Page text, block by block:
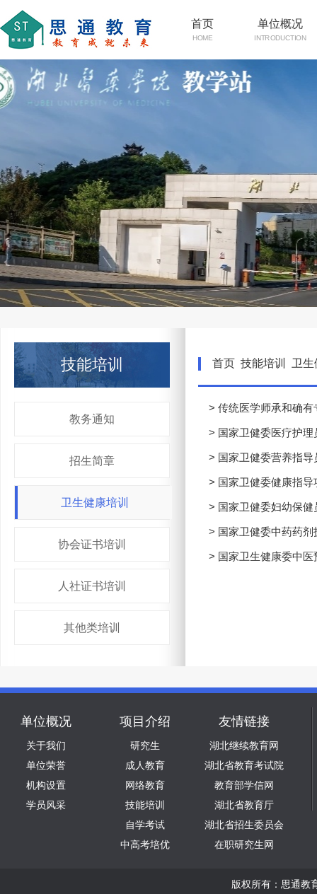
首页
HOME
单位概况
INTRODUCTION
技能培训
教务通知
招生简章
卫生健康培训
协会证书培训
人社证书培训
其他类培训
首页 技能培训 卫生
> 传统医学师承和确
> 国家卫健委医疗护理
> 国家卫健委营养指导
> 国家卫健委健康指导
> 国家卫健委妇幼保健
> 国家卫健委中药药
> 国家卫生健康委中
单位概况
关于我们
单位荣誉
机构设置
学员风采
项目介绍
研究生
成人教育
网络教育
技能培训
自学考试
中高考培优
友情链接
湖北继续教育网
湖北省教育考试院
教育部学信网
湖北省教育厅
湖北省招生委员会
在职研究生网
版权所有：思通